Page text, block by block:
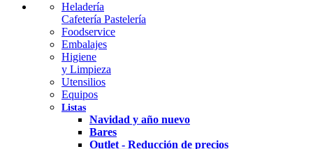
Heladería
Cafetería Pastelería
Foodservice
Embalajes
Higiene
y Limpieza
Utensilios
Equipos
Listas
Navidad y año nuevo
Bares
Outlet - Reducción de precios